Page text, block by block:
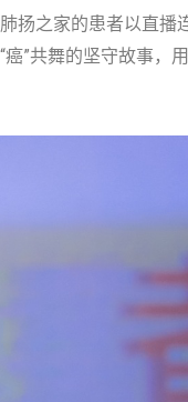
扬之家的患者以直播
”共舞的坚守故事，